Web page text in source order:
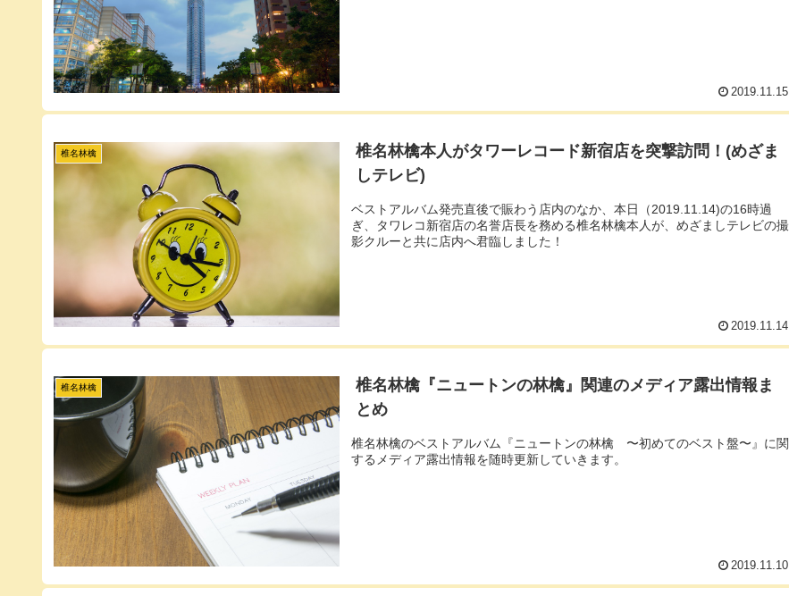
2019.11.15
椎名林檎
椎名林檎本人がタワーレコード新宿店を突撃訪問！(めざま
しテレビ)
ベストアルバム発売直後で賑わう店内のなか、本日（2019.11.14)の16時過
ぎ、タワレコ新宿店の名誉店長を務める椎名林檎本人が、めざましテレビの撮
影クルーと共に店内へ君臨しました！
2019.11.14
椎名林檎
椎名林檎『ニュートンの林檎』関連のメディア露出情報ま
とめ
椎名林檎のベストアルバム『ニュートンの林檎 〜初めてのベスト盤〜』に関
するメディア露出情報を随時更新していきます。
2019.11.10